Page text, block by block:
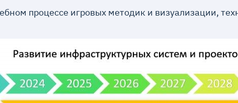
процессе игровых методик и визуализации,